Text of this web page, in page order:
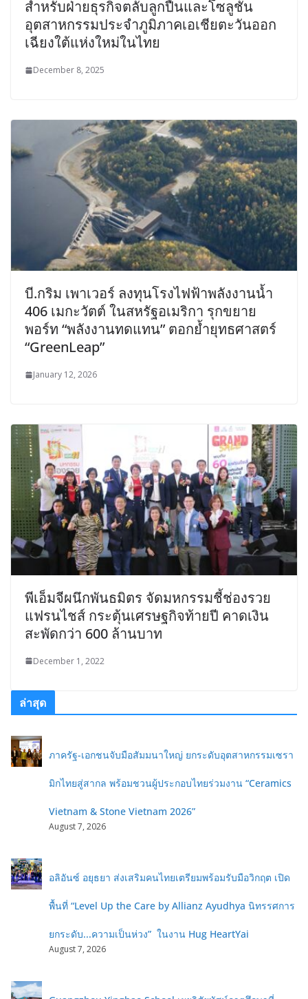
สำหรับฝ่ายธุรกิจตลับลูกปืนและโซลูชั่น
อุตสาหกรรมประจำภูมิภาคเอเชียตะวันออก
เฉียงใต้แห่งใหม่ในไทย
December 8, 2025
บี.กริม เพาเวอร์ ลงทุนโรงไฟฟ้าพลังงานน้ำ
406 เมกะวัตต์ ในสหรัฐอเมริกา รุกขยาย
พอร์ท “พลังงานทดแทน” ตอกย้ำยุทธศาสตร์
“GreenLeap”
January 12, 2026
พีเอ็มจีผนึกพันธมิตร จัดมหกรรมชี้ช่องรวย
แฟรนไชส์ กระตุ้นเศรษฐกิจท้ายปี คาดเงิน
สะพัดกว่า 600 ล้านบาท
December 1, 2022
ล่าสุด
ภาครัฐ-เอกชนจับมือสัมมนาใหญ่ ยกระดับอุตสาหกรรมเซรา
มิกไทยสู่สากล พร้อมชวนผู้ประกอบไทยร่วมงาน “Ceramics
Vietnam & Stone Vietnam 2026”
August 7, 2026
อลิอันซ์ อยุธยา ส่งเสริมคนไทยเตรียมพร้อมรับมือวิกฤต เปิด
พื้นที่ “Level Up the Care by Allianz Ayudhya นิทรรศการ
ยกระดับ...ความเป็นห่วง” ในงาน Hug HeartYai
August 7, 2026